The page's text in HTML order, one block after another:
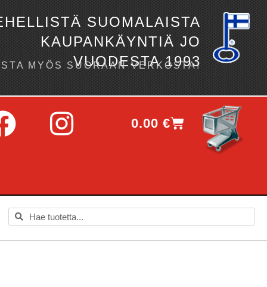
SUOMALAISTA
KAUPANKÄYNTIÄ JO
VUODESTA 1993
MYÖS SUORAAN VERKOSTA!
0.00€